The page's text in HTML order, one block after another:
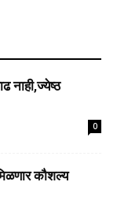
नाही,ज्येष्ठ
0
कौशल्य